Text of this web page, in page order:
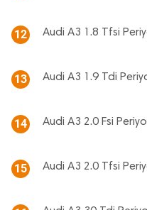
12 Audi A3 1.8 Tfsi
13 Audi A3 1.9 Tdi
14 Audi A3 2.0 Fsi
15 Audi A3 2.0 Tfsi